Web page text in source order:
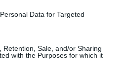
Data for Targeted
Sale, and/or Sharing
with the Purposes for which it
Οι αγορές πετρελαίου
μια νέα στρατιωτική
παγκοσμίως.